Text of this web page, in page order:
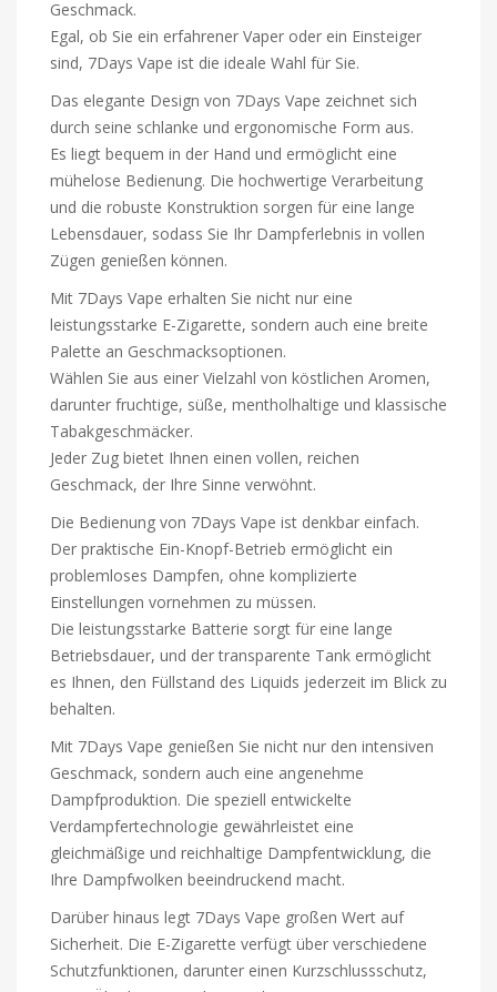
Geschmack.
Egal, ob Sie ein erfahrener Vaper oder ein Einsteiger
sind, 7Days Vape ist die ideale Wahl für Sie.
Das elegante Design von 7Days Vape zeichnet sich
durch seine schlanke und ergonomische Form aus.
Es liegt bequem in der Hand und ermöglicht eine
mühelose Bedienung. Die hochwertige Verarbeitung
und die robuste Konstruktion sorgen für eine lange
Lebensdauer, sodass Sie Ihr Dampferlebnis in vollen
Zügen genießen können.
Mit 7Days Vape erhalten Sie nicht nur eine
leistungsstarke E-Zigarette, sondern auch eine breite
Palette an Geschmacksoptionen.
Wählen Sie aus einer Vielzahl von köstlichen Aromen,
darunter fruchtige, süße, mentholhaltige und klassische
Tabakgeschmäcker.
Jeder Zug bietet Ihnen einen vollen, reichen
Geschmack, der Ihre Sinne verwöhnt.
Die Bedienung von 7Days Vape ist denkbar einfach.
Der praktische Ein-Knopf-Betrieb ermöglicht ein
problemloses Dampfen, ohne komplizierte
Einstellungen vornehmen zu müssen.
Die leistungsstarke Batterie sorgt für eine lange
Betriebsdauer, und der transparente Tank ermöglicht
es Ihnen, den Füllstand des Liquids jederzeit im Blick zu
behalten.
Mit 7Days Vape genießen Sie nicht nur den intensiven
Geschmack, sondern auch eine angenehme
Dampfproduktion. Die speziell entwickelte
Verdampfertechnologie gewährleistet eine
gleichmäßige und reichhaltige Dampfentwicklung, die
Ihre Dampfwolken beeindruckend macht.
Darüber hinaus legt 7Days Vape großen Wert auf
Sicherheit. Die E-Zigarette verfügt über verschiedene
Schutzfunktionen, darunter einen Kurzschlussschutz,